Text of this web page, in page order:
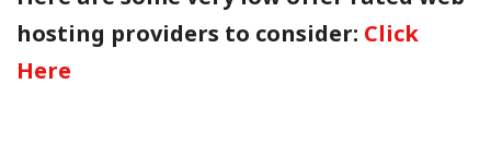
hosting providers to consider: Click
Here